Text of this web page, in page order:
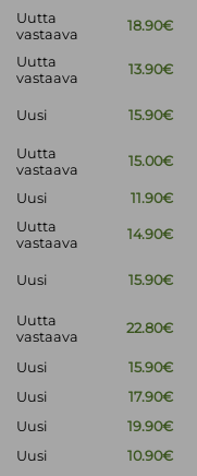
Uutta
vastaava
18.90€
Uutta
vastaava
13.90€
Uusi 15.90€
Uutta
vastaava
15.00€
Uusi 11.90€
Uutta
vastaava
14.90€
Uusi 15.90€
Uutta
vastaava
22.80€
Uusi
15.90€
Uusi
17.90€
Uusi
19.90€
Uusi
10.90€